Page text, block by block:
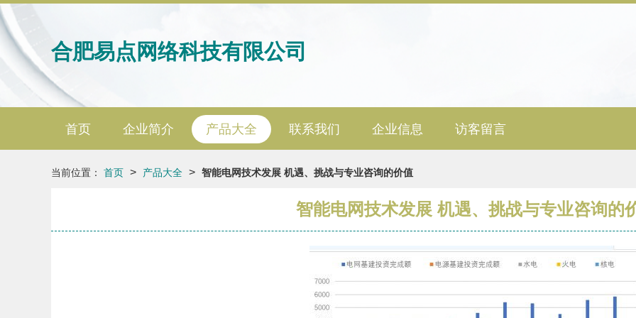
合肥易点网络科技有限公司
首页 企业简介 产品大全 联系我们 企业信息 访客留言
当前位置： 首页 > 产品大全 > 智能电网技术发展 机遇、挑战与专业咨询的价值
智能电网技术发展 机遇、挑战与专业咨询的